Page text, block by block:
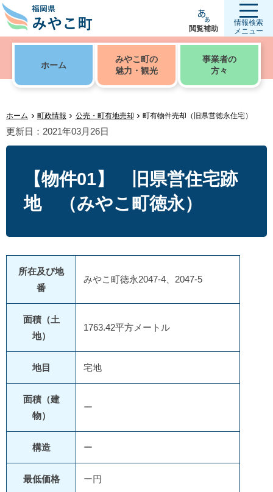
閲覧補助
情報検索
メニュー
ホーム
みやこ町の
魅力・観光
事業者の
方々
ホーム 町政情報 公売・町有地売却 町有物件売却（旧県営徳永住宅）
更新日：2021年03月26日
【物件01】 旧県営住宅跡
地 （みやこ町徳永）
所在及び地
番
みやこ町徳永2047-4、2047-5
面積（土
地）
1763.42平方メートル
地目 宅地
面積（建
物）
ー
構造 ー
最低価格 ー円